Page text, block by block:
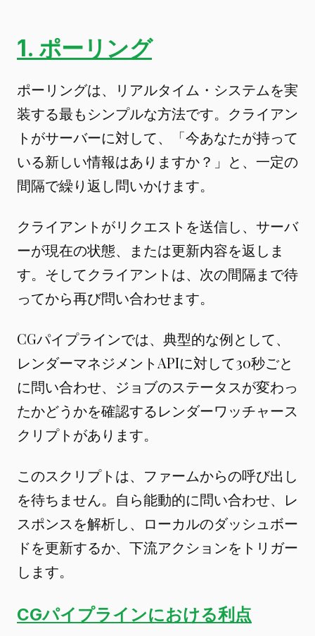
1. ポーリング
ポーリングは、リアルタイム・システムを実
装する最もシンプルな方法です。クライアン
トがサーバーに対して、「今あなたが持って
いる新しい情報はありますか？」と、一定の
間隔で繰り返し問いかけます。
クライアントがリクエストを送信し、サーバ
ーが現在の状態、または更新内容を返しま
す。そしてクライアントは、次の間隔まで待
ってから再び問い合わせます。
CGパイプラインでは、典型的な例として、
レンダーマネジメントAPIに対して30秒ごと
に問い合わせ、ジョブのステータスが変わっ
たかどうかを確認するレンダーワッチャース
クリプトがあります。
このスクリプトは、ファームからの呼び出し
を待ちません。自ら能動的に問い合わせ、レ
スポンスを解析し、ローカルのダッシュボー
ドを更新するか、下流アクションをトリガー
します。
CGパイプラインにおける利点